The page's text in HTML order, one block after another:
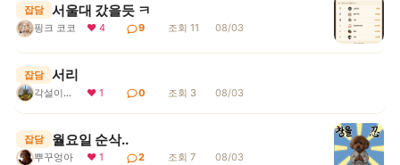
잡담 서울대 갔을듯 ㅋ
핑크 코코 ❤ 4 9 조회 11 08/03
잡담 서리
각설이지요 ❤ 1 0 조회 3 08/03
잡담 월요일 순삭..
뿌꾸엉아 ❤ 1 2 조회 7 08/03